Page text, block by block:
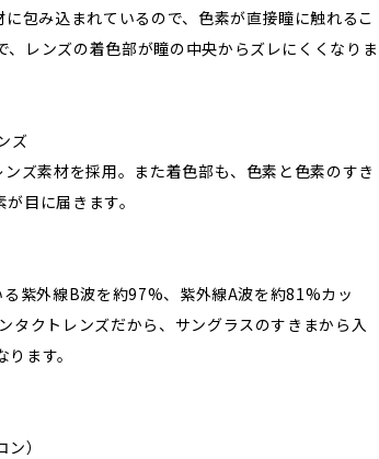
包み込まれているので、色素が直接瞳に触れるこ
、レンズの着色部が瞳の中央からズレにくくなりま
ズ
ズ素材を採用。また着色部も、色素と色素のすき
目に届きます。
紫外線B波を約97%、紫外線A波を約81%カッ
タクトレンズだから、サングラスのすきまから入
ます。
）